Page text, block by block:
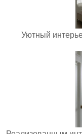
Уютный